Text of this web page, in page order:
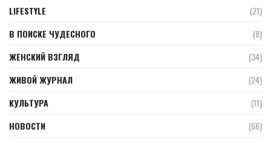
LIFESTYLE
(21)
В ПОИСКЕ ЧУДЕСНОГО
(8)
ЖЕНСКИЙ ВЗГЛЯД
(34)
ЖИВОЙ ЖУРНАЛ
(24)
КУЛЬТУРА
(11)
НОВОСТИ
(66)